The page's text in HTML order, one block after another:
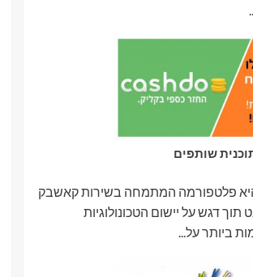
שותפים
פלטפורמה המתמחה בשירות קאשבק
תוך דגש על יישום הטכונולוגיות
ביותר על...